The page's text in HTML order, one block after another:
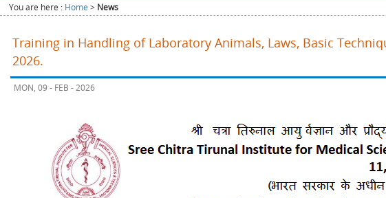
You are here : Home > News
Training in Handling of Laboratory Animals, Laws, Basic
2026.
MON, 09 - FEB - 2026